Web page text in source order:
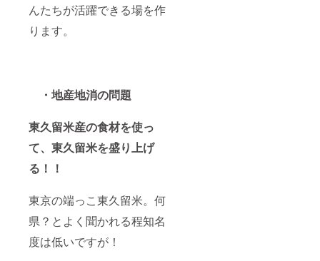
んたちが活躍できる場を作
ります。
・地産地消の問題
東久留米産の食材を使っ
て、東久留米を盛り上げ
る！！
東京の端っこ東久留米。何
県？とよく聞かれる程知名
度は低いですが！